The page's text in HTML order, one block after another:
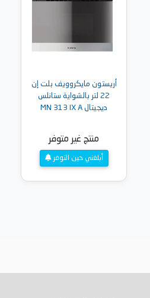
أريستون مايكروويف بلت إن
22 لتر بالشواية ستانلس
ديجيتال MN 313 IX A
منتج غير متوفر
أبلغني حين التوفر